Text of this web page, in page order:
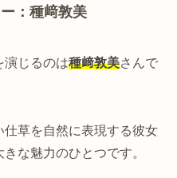
：種﨑敦美
演じるのは種﨑敦美さんで
草を自然に表現する彼女
な魅力のひとつです。